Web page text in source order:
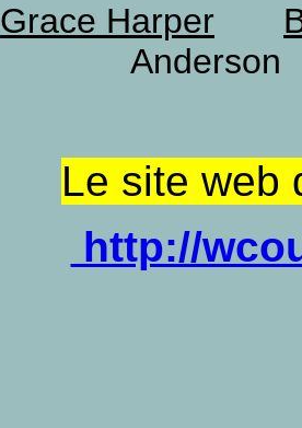
Grace Harper
Le site web
http://